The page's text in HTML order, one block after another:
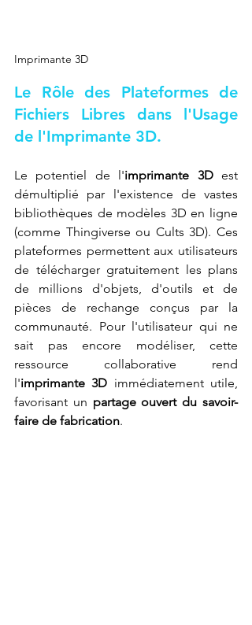
Imprimante 3D
Le Rôle des Plateformes de
Fichiers Libres dans l'Usage
de l'Imprimante 3D.
Le potentiel de l'imprimante 3D est
démultiplié par l'existence de vastes
bibliothèques de modèles 3D en ligne
(comme Thingiverse ou Cults 3D). Ces
plateformes permettent aux utilisateurs
de télécharger gratuitement les plans
de millions d'objets, d'outils et de
pièces de rechange conçus par la
communauté. Pour l'utilisateur qui ne
sait pas encore modéliser, cette
ressource collaborative rend
l'imprimante 3D immédiatement utile,
favorisant un partage ouvert du savoir-
faire de fabrication.